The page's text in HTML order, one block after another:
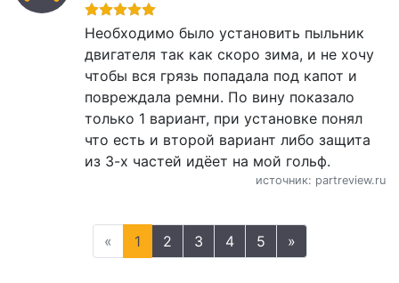
Необходимо было установить пыльник
двигателя так как скоро зима, и не хочу
чтобы вся грязь попадала под капот и
повреждала ремни. По вину показало
только 1 вариант, при установке понял
что есть и второй вариант либо защита
из 3-х частей идёет на мой гольф.
источник: partreview.ru
« 1 2 3 4 5 »